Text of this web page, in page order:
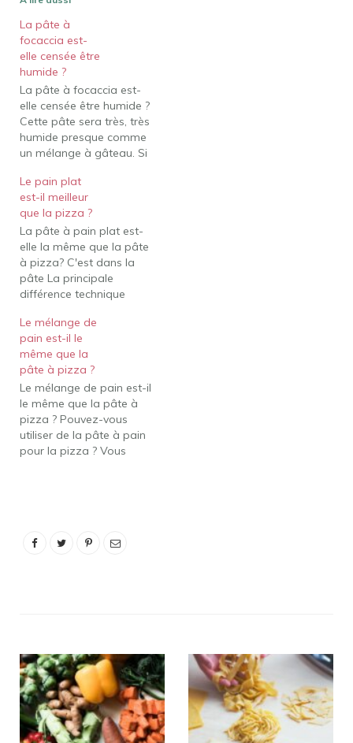
La pâte à
focaccia est-
elle censée être
humide ?
La pâte à focaccia est-
elle censée être humide ?
Cette pâte sera très, très
humide presque comme
un mélange à gâteau. Si
vous les mains (pour les
empêcher de coller) et
repliez un peu la pâte,
juste pour voir à quoi
ressemble une pâte de
cette humidité…
Le pain plat
est-il meilleur
que la pizza ?
La pâte à pain plat est-
elle la même que la pâte
à pizza? C'est dans la
pâte La principale
différence technique
pizza réside dans la pâte
utilisée. Le pain plat
demande une pâte sans
levain ou une pâte qui
n'utilise pas de levure.
La…
Le mélange de
pain est-il le
même que la
pâte à pizza ?
Le mélange de pain est-il
le même que la pâte à
pizza ? Pouvez-vous
utiliser de la pâte à pain
pour la pizza ? Vous
pourrez faire…